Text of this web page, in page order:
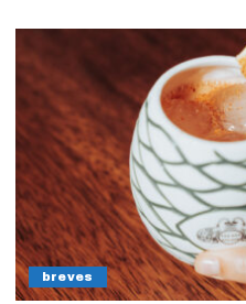
breves